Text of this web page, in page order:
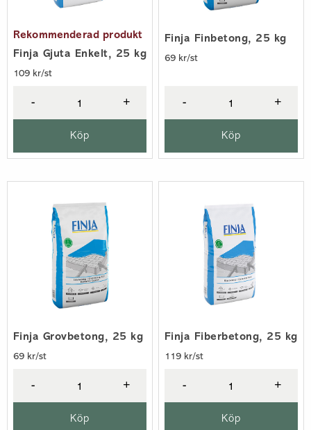
Rekommenderad produkt
Finja Gjuta Enkelt, 25 kg
109 kr/st
- +
Köp
Finja Finbetong, 25 kg
69 kr/st
- +
Köp
Finja Grovbetong, 25 kg
69 kr/st
- +
Köp
Finja Fiberbetong, 25 kg
119 kr/st
- +
Köp